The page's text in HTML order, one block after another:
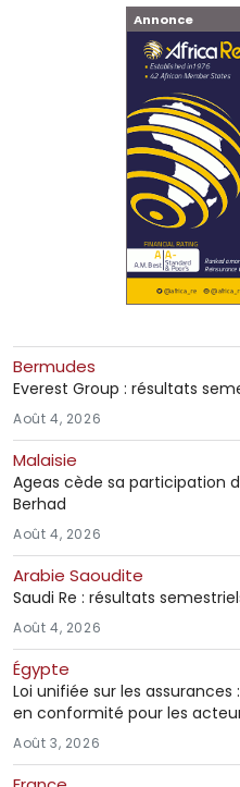
Annonce
Bermudes
Everest Group : résultats
Août 4, 2026
Malaisie
Ageas cède sa participation
Berhad
Août 4, 2026
Arabie Saoudite
Saudi Re : résultats
Août 4, 2026
Égypte
Loi unifiée sur les
en conformité pour les
Août 3, 2026